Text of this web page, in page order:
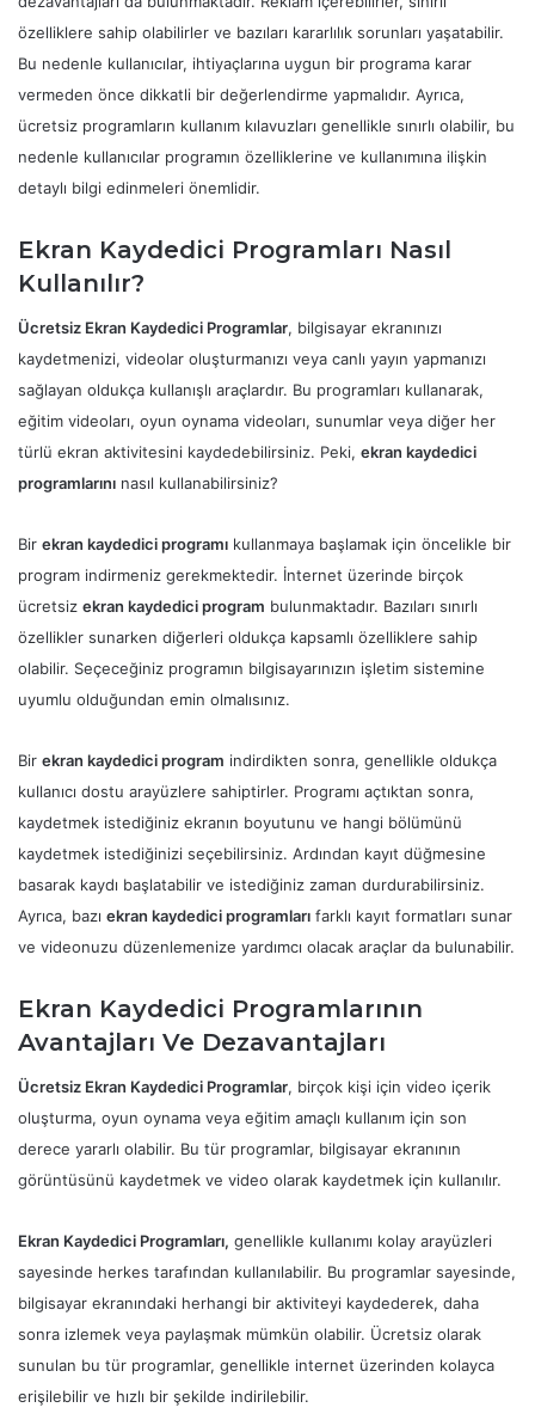
özelliklere sahip olabilirler ve bazıları kararlılık sorunları yaşatabilir.
Bu nedenle kullanıcılar, ihtiyaçlarına uygun bir programa karar
vermeden önce dikkatli bir değerlendirme yapmalıdır. Ayrıca,
ücretsiz programların kullanım kılavuzları genellikle sınırlı olabilir, bu
nedenle kullanıcılar programın özelliklerine ve kullanımına ilişkin
detaylı bilgi edinmeleri önemlidir.
Ekran Kaydedici Programları Nasıl
Kullanılır?
Ücretsiz Ekran Kaydedici Programlar, bilgisayar ekranınızı
kaydetmenizi, videolar oluşturmanızı veya canlı yayın yapmanızı
sağlayan oldukça kullanışlı araçlardır. Bu programları kullanarak,
eğitim videoları, oyun oynama videoları, sunumlar veya diğer her
türlü ekran aktivitesini kaydedebilirsiniz. Peki, ekran kaydedici
programlarını nasıl kullanabilirsiniz?
Bir ekran kaydedici programı kullanmaya başlamak için öncelikle bir
program indirmeniz gerekmektedir. İnternet üzerinde birçok
ücretsiz ekran kaydedici program bulunmaktadır. Bazıları sınırlı
özellikler sunarken diğerleri oldukça kapsamlı özelliklere sahip
olabilir. Seçeceğiniz programın bilgisayarınızın işletim sistemine
uyumlu olduğundan emin olmalısınız.
Bir ekran kaydedici program indirdikten sonra, genellikle oldukça
kullanıcı dostu arayüzlere sahiptirler. Programı açtıktan sonra,
kaydetmek istediğiniz ekranın boyutunu ve hangi bölümünü
kaydetmek istediğinizi seçebilirsiniz. Ardından kayıt düğmesine
basarak kaydı başlatabilir ve istediğiniz zaman durdurabilirsiniz.
Ayrıca, bazı ekran kaydedici programları farklı kayıt formatları sunar
ve videonuzu düzenlemenize yardımcı olacak araçlar da bulunabilir.
Ekran Kaydedici Programlarının
Avantajları Ve Dezavantajları
Ücretsiz Ekran Kaydedici Programlar, birçok kişi için video içerik
oluşturma, oyun oynama veya eğitim amaçlı kullanım için son
derece yararlı olabilir. Bu tür programlar, bilgisayar ekranının
görüntüsünü kaydetmek ve video olarak kaydetmek için kullanılır.
Ekran Kaydedici Programları, genellikle kullanımı kolay arayüzleri
sayesinde herkes tarafından kullanılabilir. Bu programlar sayesinde,
bilgisayar ekranındaki herhangi bir aktiviteyi kaydederek, daha
sonra izlemek veya paylaşmak mümkün olabilir. Ücretsiz olarak
sunulan bu tür programlar, genellikle internet üzerinden kolayca
erişilebilir ve hızlı bir şekilde indirilebilir.